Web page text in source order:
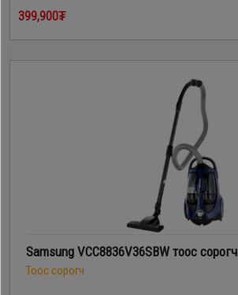
399,900₮
Samsung VCC8836V36SBW тоос сорогч
Тоос сорогч